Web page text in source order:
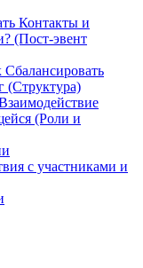
Контакты и
(Пост-эвент
(Роли и
с участниками и